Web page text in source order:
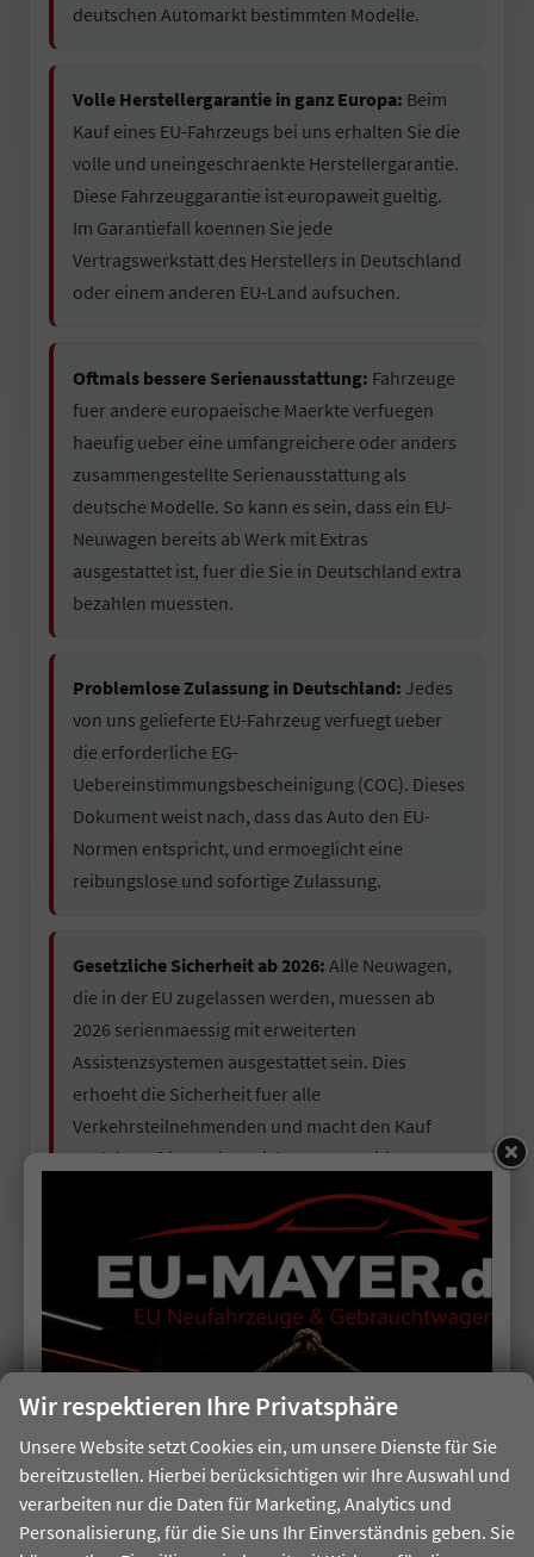
deutschen Automarkt bestimmten Modelle.
Volle Herstellergarantie in ganz Europa: Beim
Kauf eines EU-Fahrzeugs bei uns erhalten Sie die
volle und uneingeschraenkte Herstellergarantie.
Diese Fahrzeuggarantie ist europaweit gueltig.
Im Garantiefall koennen Sie jede
Vertragswerkstatt des Herstellers in Deutschland
oder einem anderen EU-Land aufsuchen.
Oftmals bessere Serienausstattung: Fahrzeuge
fuer andere europaeische Maerkte verfuegen
haeufig ueber eine umfangreichere oder anders
zusammengestellte Serienausstattung als
deutsche Modelle. So kann es sein, dass ein EU-
Neuwagen bereits ab Werk mit Extras
ausgestattet ist, fuer die Sie in Deutschland extra
bezahlen muessten.
Problemlose Zulassung in Deutschland: Jedes
von uns gelieferte EU-Fahrzeug verfuegt ueber
die erforderliche EG-
Uebereinstimmungsbescheinigung (COC). Dieses
Dokument weist nach, dass das Auto den EU-
Normen entspricht, und ermoeglicht eine
reibungslose und sofortige Zulassung.
Gesetzliche Sicherheit ab 2026: Alle Neuwagen,
die in der EU zugelassen werden, muessen ab
2026 serienmaessig mit erweiterten
Assistenzsystemen ausgestattet sein. Dies
erhoeht die Sicherheit fuer alle
Verkehrsteilnehmenden und macht den Kauf
auch kuenftig zu einer sicheren Investition.
PREISVORTEIL
Transparente Kalkulation
Sie sehen klar, wie sich Ihr Endpreis zusammensetzt:
guenstiger Nettopreis plus 19 % deutsche Mehrwertsteuer.
QUALITÄT
Einheitliche EU-Standards
Produktion, Sicherheit und Garantie folgen den gleichen
Wir respektieren Ihre Privatsphäre
Unsere Website setzt Cookies ein, um unsere Dienste für Sie
bereitzustellen. Hierbei berücksichtigen wir Ihre Auswahl und
verarbeiten nur die Daten für Marketing, Analytics und
Personalisierung, für die Sie uns Ihr Einverständnis geben. Sie